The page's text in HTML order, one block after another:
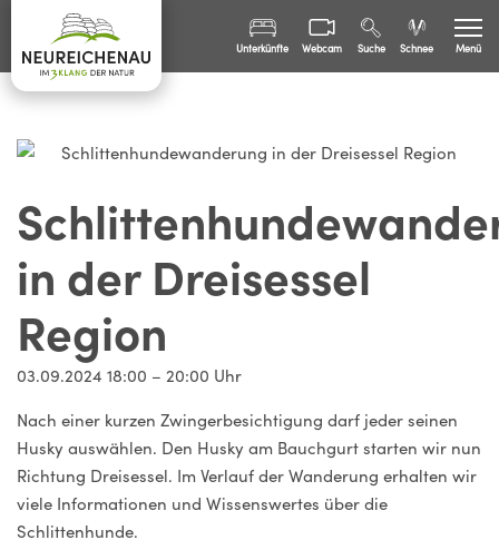
Sommer
Winter
Freizeit
Familien
Unterkünfte Webcam Suche Schnee Menü
in der Dreisessel
Region
03.09.2024 18:00 – 20:00 Uhr
Nach einer kurzen Zwingerbesichtigung darf jeder seinen
Husky auswählen. Den Husky am Bauchgurt starten wir nun
Richtung Dreisessel. Im Verlauf der Wanderung erhalten wir
viele Informationen und Wissenswertes über die
Schlittenhunde.